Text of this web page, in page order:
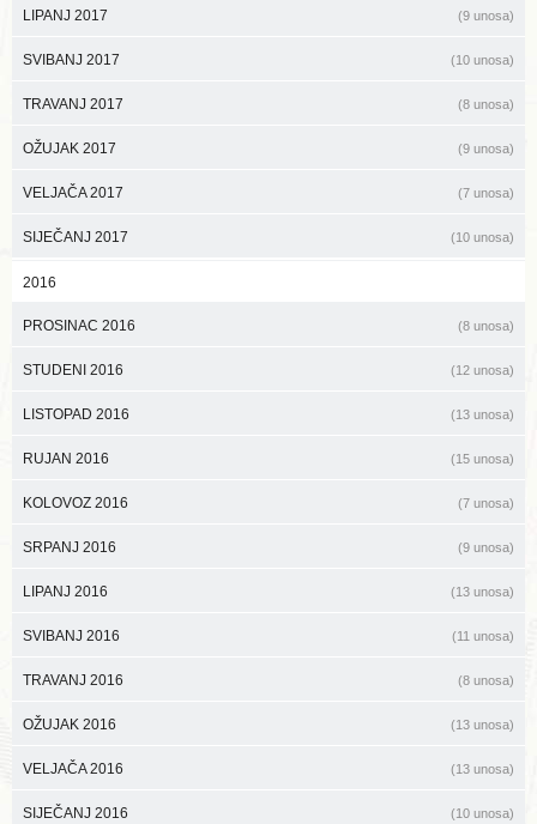
LIPANJ 2017 (9 unosa)
SVIBANJ 2017 (10 unosa)
TRAVANJ 2017 (8 unosa)
OŽUJAK 2017 (9 unosa)
VELJAČA 2017 (7 unosa)
SIJEČANJ 2017 (10 unosa)
2016
PROSINAC 2016 (8 unosa)
STUDENI 2016 (12 unosa)
LISTOPAD 2016 (13 unosa)
RUJAN 2016 (15 unosa)
KOLOVOZ 2016 (7 unosa)
SRPANJ 2016 (9 unosa)
LIPANJ 2016 (13 unosa)
SVIBANJ 2016 (11 unosa)
TRAVANJ 2016 (8 unosa)
OŽUJAK 2016 (13 unosa)
VELJAČA 2016 (13 unosa)
SIJEČANJ 2016 (10 unosa)